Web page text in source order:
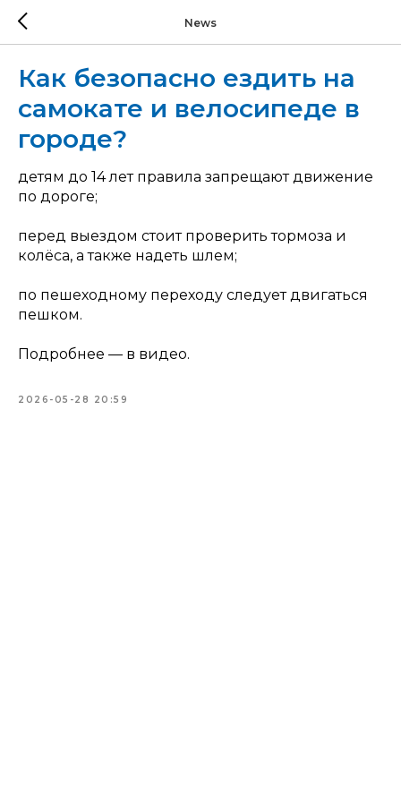
News
Как безопасно ездить на
самокате и велосипеде в
городе?
детям до 14 лет правила запрещают движение
по дороге;
перед выездом стоит проверить тормоза и
колёса, а также надеть шлем;
по пешеходному переходу следует двигаться
пешком.
Подробнее — в видео.
2026-05-28 20:59